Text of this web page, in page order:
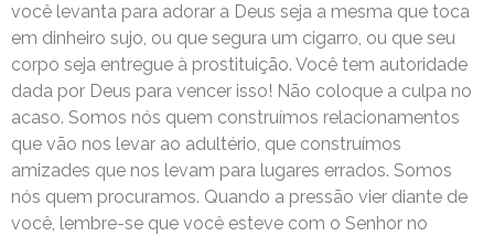
você levanta para adorar a Deus seja a mesma que toca
em dinheiro sujo, ou que segura um cigarro, ou que seu
corpo seja entregue à prostituição. Você tem autoridade
dada por Deus para vencer isso! Não coloque a culpa no
acaso. Somos nós quem construímos relacionamentos
que vão nos levar ao adultério, que construímos
amizades que nos levam para lugares errados. Somos
nós quem procuramos. Quando a pressão vier diante de
você, lembre-se que você esteve com o Senhor no